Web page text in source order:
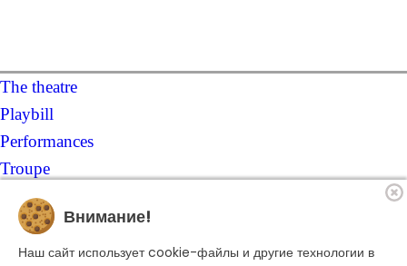
The theatre
Playbill
Performances
Troupe
Become a sponsor
Contacts Внимание!
Наш сайт использует cookie-файлы и другие технологии в